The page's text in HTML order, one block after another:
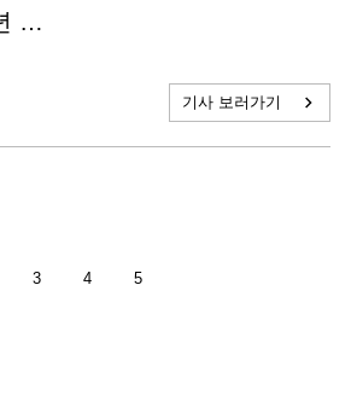
[언론보도] 25년 묵은 RCPS 투자 관행…'R' 떼어낼 수 있을까 - 안희철 대표변호사
기사 보러가기
3 4 5